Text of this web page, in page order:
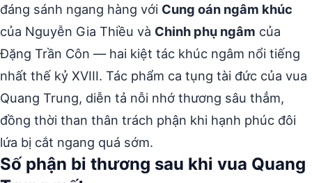
đáng sánh ngang hàng với Cung oán ngâm khúc
của Nguyễn Gia Thiều và Chinh phụ ngâm của
Đặng Trần Côn — hai kiệt tác khúc ngâm nổi tiếng
nhất thế kỷ XVIII. Tác phẩm ca tụng tài đức của vua
Quang Trung, diễn tả nỗi nhớ thương sâu thẳm,
đồng thời than thân trách phận khi hạnh phúc đôi
lứa bị cắt ngang quá sớm.
Số phận bi thương sau khi vua Quang